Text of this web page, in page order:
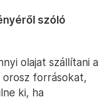
szóló
olajat szállítani a
forrásokat,
ki, ha